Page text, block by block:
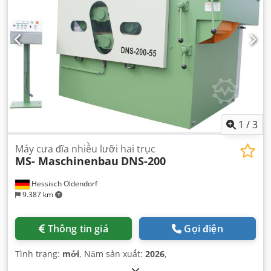
1 /3
Hessisch Oldendorf
9.387 km
Máy cưa đĩa nhiều lưỡi hai trục
MS- Maschinenbau DNS-200
Thông tin giá Gọi điện
Tình trạng: mới, Năm sản xuất: 2026,